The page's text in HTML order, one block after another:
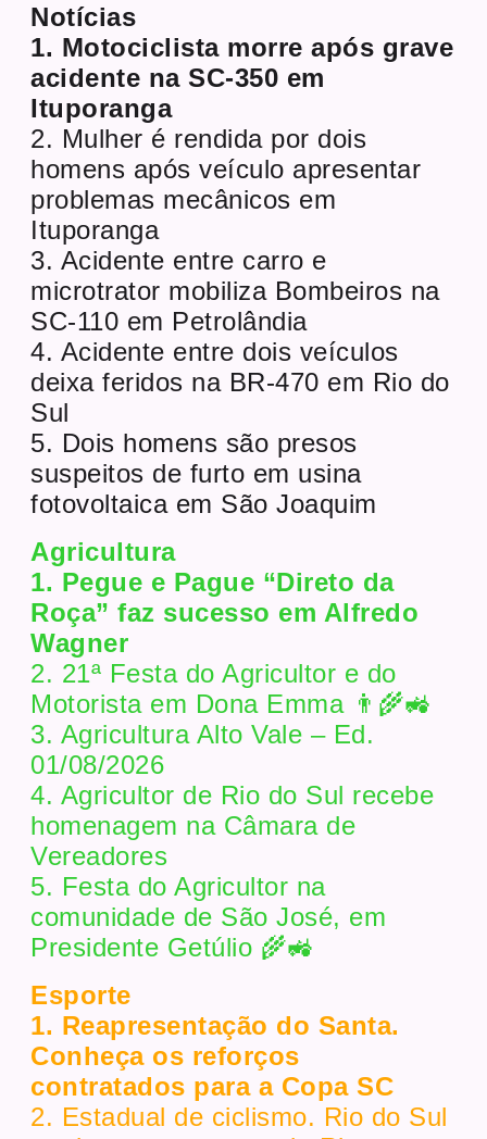
Notícias
1. Motociclista morre após grave
acidente na SC-350 em
Ituporanga
2. Mulher é rendida por dois
homens após veículo apresentar
problemas mecânicos em
Ituporanga
3. Acidente entre carro e
microtrator mobiliza Bombeiros na
SC-110 em Petrolândia
4. Acidente entre dois veículos
deixa feridos na BR-470 em Rio do
Sul
5. Dois homens são presos
suspeitos de furto em usina
fotovoltaica em São Joaquim
Agricultura
1. Pegue e Pague “Direto da
Roça” faz sucesso em Alfredo
Wagner
2. 21ª Festa do Agricultor e do
Motorista em Dona Emma 👨‍🌾🚜
3. Agricultura Alto Vale – Ed.
01/08/2026
4. Agricultor de Rio do Sul recebe
homenagem na Câmara de
Vereadores
5. Festa do Agricultor na
comunidade de São José, em
Presidente Getúlio 🌾🚜
Esporte
1. Reapresentação do Santa.
Conheça os reforços
contratados para a Copa SC
2. Estadual de ciclismo. Rio do Sul